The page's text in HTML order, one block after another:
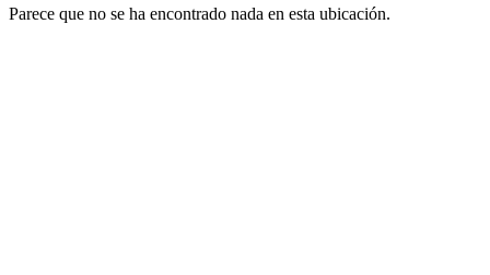
Parece que no se ha encontrado nada en esta ubicación.